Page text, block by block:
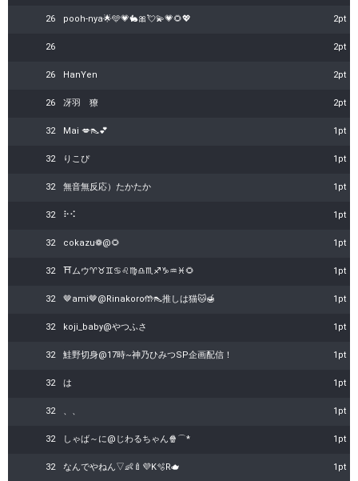
26 pooh-nya🌟🩵💗🐇🎀💘💫💗🌻💖 2pt
26 2pt
26 ‎HanYen 2pt
26 冴羽 獠 2pt
32 Mai 💋👠💕 1pt
32 りこぴ 1pt
32 無音無反応）たかたか 1pt
32 ⠗⠪ 1pt
32 cokazu❁@🌻 1pt
32 ⛩️ムウ♈️♉️♊️♋️♌️♍️♎️♏️♐️♑️♒️♓️🌻 1pt
32 🤎ami🤎@Rinakoro🤲👠推しは猫🐱🍯 1pt
32 koji_baby@やつふさ 1pt
32 鮭野切身@17時~神乃ひみつSP企画配信！ 1pt
32 は 1pt
32 、、 1pt
32 しゃば～に@じわるちゃん🍿⌒︎* 1pt
32 なんでやねん▽👶🍼💜K🫧R🫖 1pt